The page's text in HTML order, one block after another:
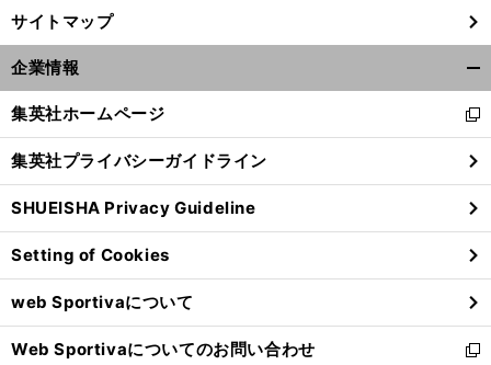
サイトマップ
企業情報
閉
る
集英社ホームページ
新
し
い
ウ
ィ
ン
ド
ウ
で
開
く
集英社プライバシーガイドライン
SHUEISHA Privacy Guideline
Setting of Cookies
web Sportivaについて
Web Sportivaについてのお問い合わせ
新